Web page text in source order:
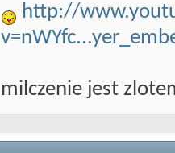
http://
milczenie jest